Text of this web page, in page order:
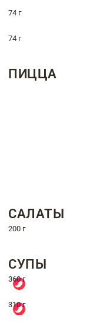
74 г
74 г
ПИЦЦА
САЛАТЫ
200 г
СУПЫ
360 г
310 г